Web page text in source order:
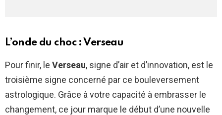
L’onde du choc : Verseau
Pour finir, le Verseau, signe d’air et d’innovation, est le
troisième signe concerné par ce bouleversement
astrologique. Grâce à votre capacité à embrasser le
changement, ce jour marque le début d’une nouvelle